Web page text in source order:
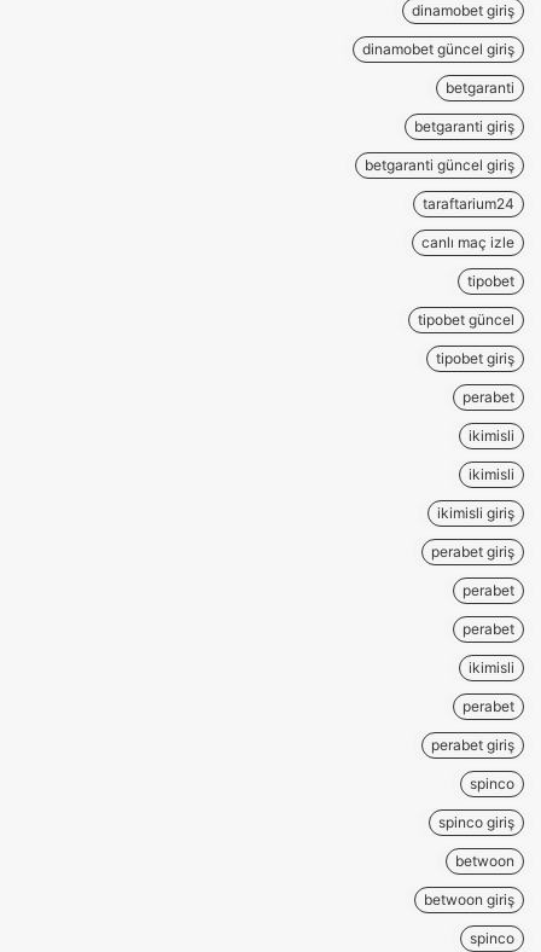
dinamobet giriş
dinamobet güncel giriş
betgaranti
betgaranti giriş
betgaranti güncel giriş
taraftarium24
canlı maç izle
tipobet
tipobet güncel
tipobet giriş
perabet
ikimisli
ikimisli
ikimisli giriş
perabet giriş
perabet
perabet
ikimisli
perabet
perabet giriş
spinco
spinco giriş
betwoon
betwoon giriş
spinco